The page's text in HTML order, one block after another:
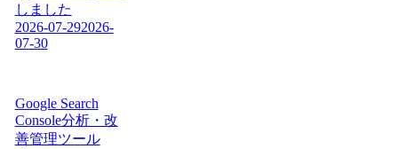
しました
2026-07-292026-
07-30
Google Search
Console分析・改
善管理ツール